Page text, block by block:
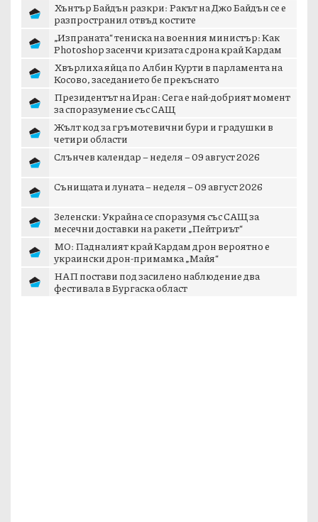
ТРИБЮН НОВ СПОРТ
Хънтър Байдън разкри: Ракът на Джо Байдън се е
разпространил отвъд костите
„Изпраната“ тениска на военния министър: Как
Photoshop засенчи кризата с дрона край Кардам
Хвърлиха яйца по Албин Курти в парламента на
Косово, заседанието бе прекъснато
Президентът на Иран: Сега е най-добрият момент
за споразумение със САЩ
Жълт код за гръмотевични бури и градушки в
четири области
Слънчев календар – неделя – 09 август 2026
Сънищата и луната – неделя – 09 август 2026
Зеленски: Украйна се споразумя със САЩ за
месечни доставки на ракети „Пейтриът“
МО: Падналият край Кардам дрон вероятно е
украински дрон-примамка „Майя“